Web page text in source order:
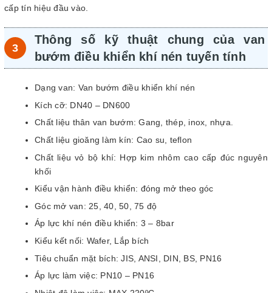
cấp tín hiệu đầu vào.
Thông số kỹ thuật chung của van
bướm điều khiển khí nén tuyến tính
Dạng van: Van bướm điều khiển khí nén
Kích cỡ: DN40 – DN600
Chất liệu thân van bướm: Gang, thép, inox, nhựa.
Chất liệu gioăng làm kín: Cao su, teflon
Chất liệu vỏ bộ khí: Hợp kim nhôm cao cấp đúc nguyên
khối
Kiểu vận hành điều khiển: đóng mở theo góc
Góc mở van: 25, 40, 50, 75 độ
Áp lực khí nén điều khiển: 3 – 8bar
Kiểu kết nối: Wafer, Lắp bích
Tiêu chuẩn mặt bích: JIS, ANSI, DIN, BS, PN16
Áp lực làm việc: PN10 – PN16